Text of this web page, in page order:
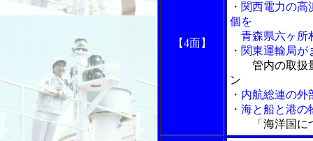
【4面】
・関西電力の
個を
青森県六ヶ所
・関東運輸局
管内の取扱
ン
・内航総連の
・海と船と港
「海洋国